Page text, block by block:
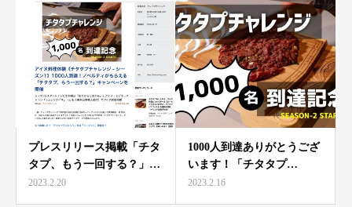
プレスリリース掲載「チタ
タプ、もう一回する？」…
2023.2.20
1000人到達ありがとうござ
います！「チタタプ…
2023.2.16